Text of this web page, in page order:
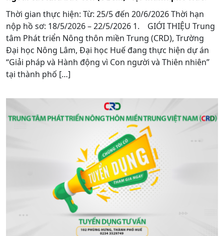
Thời gian thực hiện: Từ: 25/5 đến 20/6/2026 Thời hạn
nộp hồ sơ: 18/5/2026 – 22/5/2026 1. GIỚI THIỆU Trung
tâm Phát triển Nông thôn miền Trung (CRD), Trường
Đại học Nông Lâm, Đại học Huế đang thực hiện dự án
“Giải pháp và Hành động vì Con người và Thiên nhiên”
tại thành phố […]